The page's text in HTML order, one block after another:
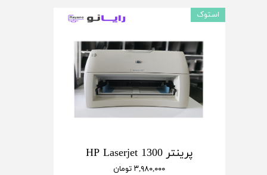
پرینتر HP Laserjet 1300
۳,۹۸۰,۰۰۰ تومان
استوک